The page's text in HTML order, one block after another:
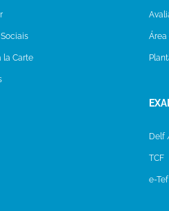
la Carte
Área
Delf
TCF
e-